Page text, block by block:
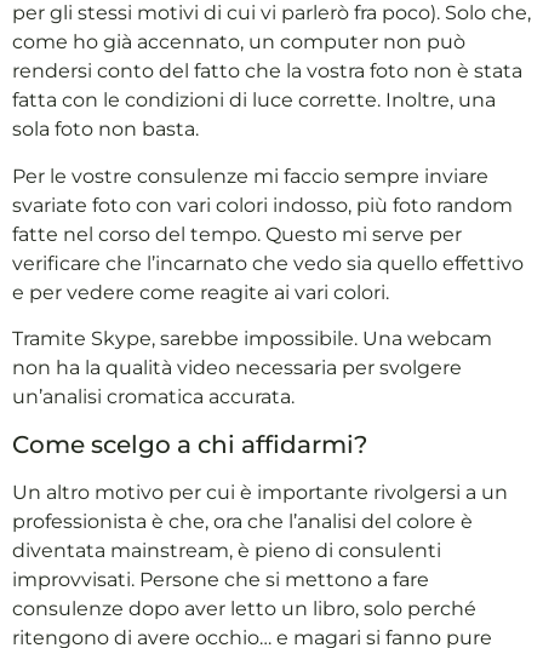
per gli stessi motivi di cui vi parlerò fra poco). Solo che,
come ho già accennato, un computer non può
rendersi conto del fatto che la vostra foto non è stata
fatta con le condizioni di luce corrette. Inoltre, una
sola foto non basta.
Per le vostre consulenze mi faccio sempre inviare
svariate foto con vari colori indosso, più foto random
fatte nel corso del tempo. Questo mi serve per
verificare che l’incarnato che vedo sia quello effettivo
e per vedere come reagite ai vari colori.
Tramite Skype, sarebbe impossibile. Una webcam
non ha la qualità video necessaria per svolgere
un’analisi cromatica accurata.
Come scelgo a chi affidarmi?
Un altro motivo per cui è importante rivolgersi a un
professionista è che, ora che l’analisi del colore è
diventata mainstream, è pieno di consulenti
improvvisati. Persone che si mettono a fare
consulenze dopo aver letto un libro, solo perché
ritengono di avere occhio… e magari si fanno pure